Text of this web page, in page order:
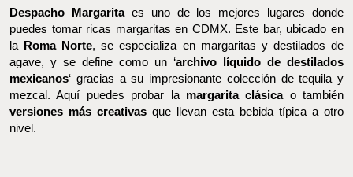
Despacho Margaritaes uno de los mejores lugares donde
puedes tomar ricas margaritas en CDMX. Este bar, ubicado en la
Roma Norte, se especializa en margaritas y destilados de agave,
y se define como un ‘archivo líquido de destilados mexicanos‘
gracias a su impresionante colección de tequila y mezcal. Aquí
puedes probar lamargarita clásicao tambiénversiones más
creativasque llevan esta bebida típica a otro nivel.